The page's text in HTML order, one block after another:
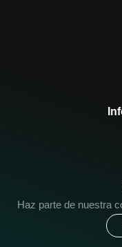
Haz parte de nuestra